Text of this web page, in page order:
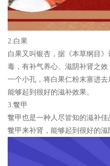
2.白果
白果又叫银杏，据《本草纲目
毒，有补气养心、滋阴补肾之
一个小孔，将白果仁粉末塞进去
能够起到很好的滋补效果。
3.鳖甲
鳖甲也是一种人尽皆知的滋补
鳖甲来补肾，能够起到很好的滋